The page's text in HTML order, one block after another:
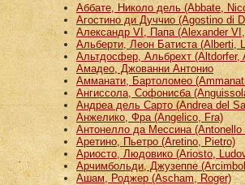
Аббате, Николо дель (Abbate,
Агостино ди Дуччио (Agostino di
Александр VI, Папа (Alexander
Альберти, Леон Батиста (Alberti,
Альтдосфер, Альбрехт (Altdorfer,
Амадео, Джованни Антонио
Амманати, Бартоломео
Ангиссола, Софонисба
Андреа дель Сарто (Andrea del
Анжелико, Фра (Angelico, Fra)
Антонелло да Мессина (Antonello
Аретино, Пьетро (Aretino, Pietro)
Ариосто, Людовико (Ariosto,
Арчимбольди, Джузеппе
Ашам, Роджер (Ascham, Roger)